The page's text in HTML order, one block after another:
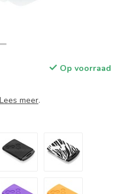
Op voorraad
Lees meer.